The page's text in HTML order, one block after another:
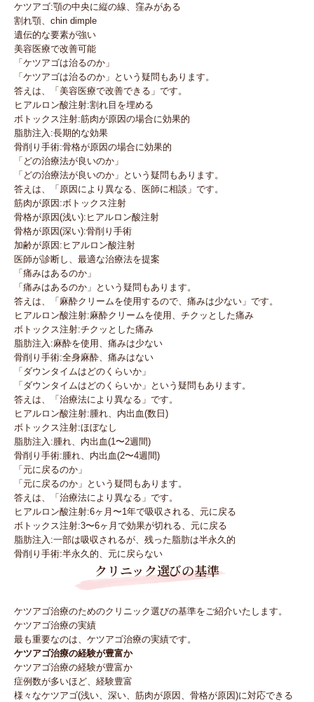
ケツアゴ:顎の中央に縦の線、窪みがある
割れ顎、chin dimple
遺伝的な要素が強い
美容医療で改善可能
「ケツアゴは治るのか」
「ケツアゴは治るのか」という疑問もあります。
答えは、「美容医療で改善できる」です。
ヒアルロン酸注射:割れ目を埋める
ボトックス注射:筋肉が原因の場合に効果的
脂肪注入:長期的な効果
骨削り手術:骨格が原因の場合に効果的
「どの治療法が良いのか」
「どの治療法が良いのか」という疑問もあります。
答えは、「原因により異なる、医師に相談」です。
筋肉が原因:ボトックス注射
骨格が原因(浅い):ヒアルロン酸注射
骨格が原因(深い):骨削り手術
加齢が原因:ヒアルロン酸注射
医師が診断し、最適な治療法を提案
「痛みはあるのか」
「痛みはあるのか」という疑問もあります。
答えは、「麻酔クリームを使用するので、痛みは少ない」です。
ヒアルロン酸注射:麻酔クリームを使用、チクッとした痛み
ボトックス注射:チクッとした痛み
脂肪注入:麻酔を使用、痛みは少ない
骨削り手術:全身麻酔、痛みはない
「ダウンタイムはどのくらいか」
「ダウンタイムはどのくらいか」という疑問もあります。
答えは、「治療法により異なる」です。
ヒアルロン酸注射:腫れ、内出血(数日)
ボトックス注射:ほぼなし
脂肪注入:腫れ、内出血(1〜2週間)
骨削り手術:腫れ、内出血(2〜4週間)
「元に戻るのか」
「元に戻るのか」という疑問もあります。
答えは、「治療法により異なる」です。
ヒアルロン酸注射:6ヶ月〜1年で吸収される、元に戻る
ボトックス注射:3〜6ヶ月で効果が切れる、元に戻る
脂肪注入:一部は吸収されるが、残った脂肪は半永久的
骨削り手術:半永久的、元に戻らない
クリニック選びの基準
ケツアゴ治療のためのクリニック選びの基準をご紹介いたします。
ケツアゴ治療の実績
最も重要なのは、ケツアゴ治療の実績です。
ケツアゴ治療の経験が豊富か
ケツアゴ治療の経験が豊富か
症例数が多いほど、経験豊富
様々なケツアゴ(浅い、深い、筋肉が原因、骨格が原因)に対応できる